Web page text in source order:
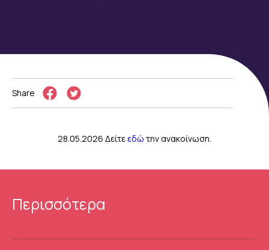
Share
28.05.2026 Δείτεεδώ την ανακοίνωση.
Περισσότερα